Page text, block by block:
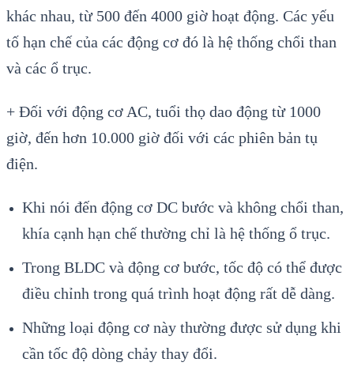
khác nhau, từ 500 đến 4000 giờ hoạt động. Các yếu
tố hạn chế của các động cơ đó là hệ thống chổi than
và các ổ trục.
+ Đối với động cơ AC, tuổi thọ dao động từ 1000
giờ, đến hơn 10.000 giờ đối với các phiên bản tụ
điện.
Khi nói đến động cơ DC bước và không chổi than,
khía cạnh hạn chế thường chỉ là hệ thống ổ trục.
Trong BLDC và động cơ bước, tốc độ có thể được
điều chỉnh trong quá trình hoạt động rất dễ dàng.
Những loại động cơ này thường được sử dụng khi
cần tốc độ dòng chảy thay đổi.